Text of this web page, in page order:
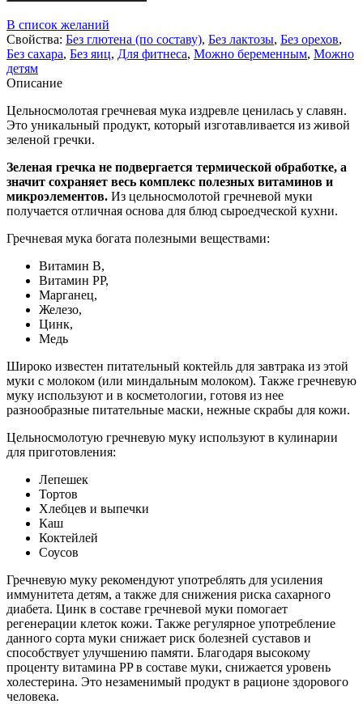
В список желаний
Свойства: Без глютена (по составу), Без лактозы, Без орехов,
Без сахара, Без яиц, Для фитнеса, Можно беременным, Можно
детям
Описание
Цельносмолотая гречневая мука издревле ценилась у славян.
Это уникальный продукт, который изготавливается из живой
зеленой гречки.
Зеленая гречка не подвергается термической обработке, а
значит сохраняет весь комплекс полезных витаминов и
микроэлементов. Из цельносмолотой гречневой муки
получается отличная основа для блюд сыроедческой кухни.
Гречневая мука богата полезными веществами:
Витамин B,
Витамин PP,
Марганец,
Железо,
Цинк,
Медь
Широко известен питательный коктейль для завтрака из этой
муки с молоком (или миндальным молоком). Также гречневую
муку используют и в косметологии, готовя из нее
разнообразные питательные маски, нежные скрабы для кожи.
Цельносмолотую гречневую муку используют в кулинарии
для приготовления:
Лепешек
Тортов
Хлебцев и выпечки
Каш
Коктейлей
Соусов
Гречневую муку рекомендуют употреблять для усиления
иммунитета детям, а также для снижения риска сахарного
диабета. Цинк в составе гречневой муки помогает
регенерации клеток кожи. Также регулярное употребление
данного сорта муки снижает риск болезней суставов и
способствует улучшению памяти. Благодаря высокому
проценту витамина PP в составе муки, снижается уровень
холестерина. Это незаменимый продукт в рационе здорового
человека.